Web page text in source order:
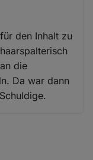
den Inhalt zu
die
Da war dann